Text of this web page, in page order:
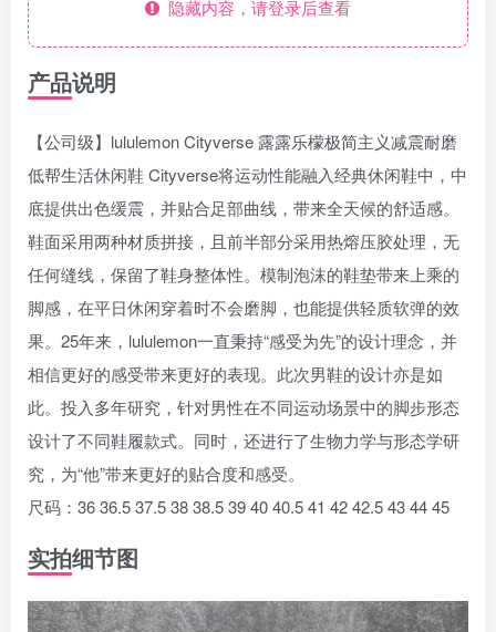
隐藏内容，请登录后查看
产品说明
【公司级】lululemon Cityverse 露露乐檬极简主义减震耐磨
低帮生活休闲鞋 Cityverse将运动性能融入经典休闲鞋中，中
底提供出色缓震，并贴合足部曲线，带来全天候的舒适感。
鞋面采用两种材质拼接，且前半部分采用热熔压胶处理，无
任何缝线，保留了鞋身整体性。模制泡沫的鞋垫带来上乘的
脚感，在平日休闲穿着时不会磨脚，也能提供轻质软弹的效
果。25年来，lululemon一直秉持“感受为先”的设计理念，并
相信更好的感受带来更好的表现。此次男鞋的设计亦是如
此。投入多年研究，针对男性在不同运动场景中的脚步形态
设计了不同鞋履款式。同时，还进行了生物力学与形态学研
究，为“他”带来更好的贴合度和感受。
尺码：36 36.5 37.5 38 38.5 39 40 40.5 41 42 42.5 43 44 45
实拍细节图